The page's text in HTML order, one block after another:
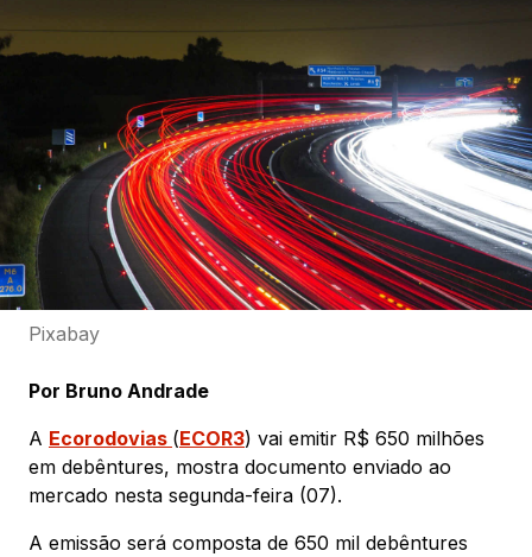
Pixabay
Por Bruno Andrade
A Ecorodovias (ECOR3) vai emitir R$ 650 milhões
em debêntures, mostra documento enviado ao
mercado nesta segunda-feira (07).
A emissão será composta de 650 mil debêntures